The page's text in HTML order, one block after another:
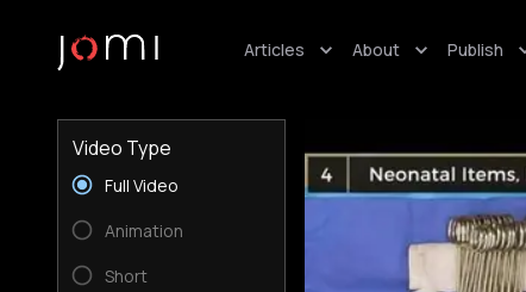
Articles About Publish
Video Type
Full Video
Animation
Short